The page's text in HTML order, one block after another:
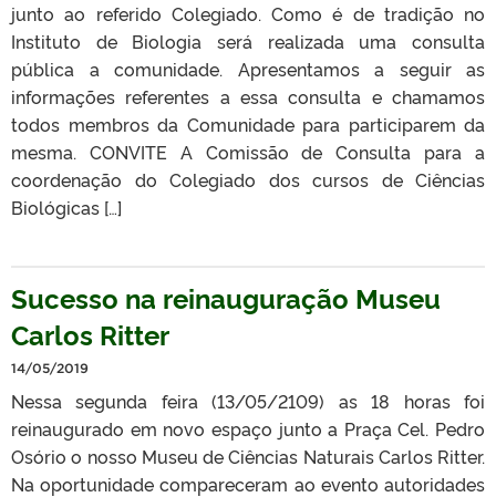
junto ao referido Colegiado. Como é de tradição no
Instituto de Biologia será realizada uma consulta
pública a comunidade. Apresentamos a seguir as
informações referentes a essa consulta e chamamos
todos membros da Comunidade para participarem da
mesma. CONVITE A Comissão de Consulta para a
coordenação do Colegiado dos cursos de Ciências
Biológicas […]
Sucesso na reinauguração Museu
Carlos Ritter
14/05/2019
Nessa segunda feira (13/05/2109) as 18 horas foi
reinaugurado em novo espaço junto a Praça Cel. Pedro
Osório o nosso Museu de Ciências Naturais Carlos Ritter.
Na oportunidade compareceram ao evento autoridades